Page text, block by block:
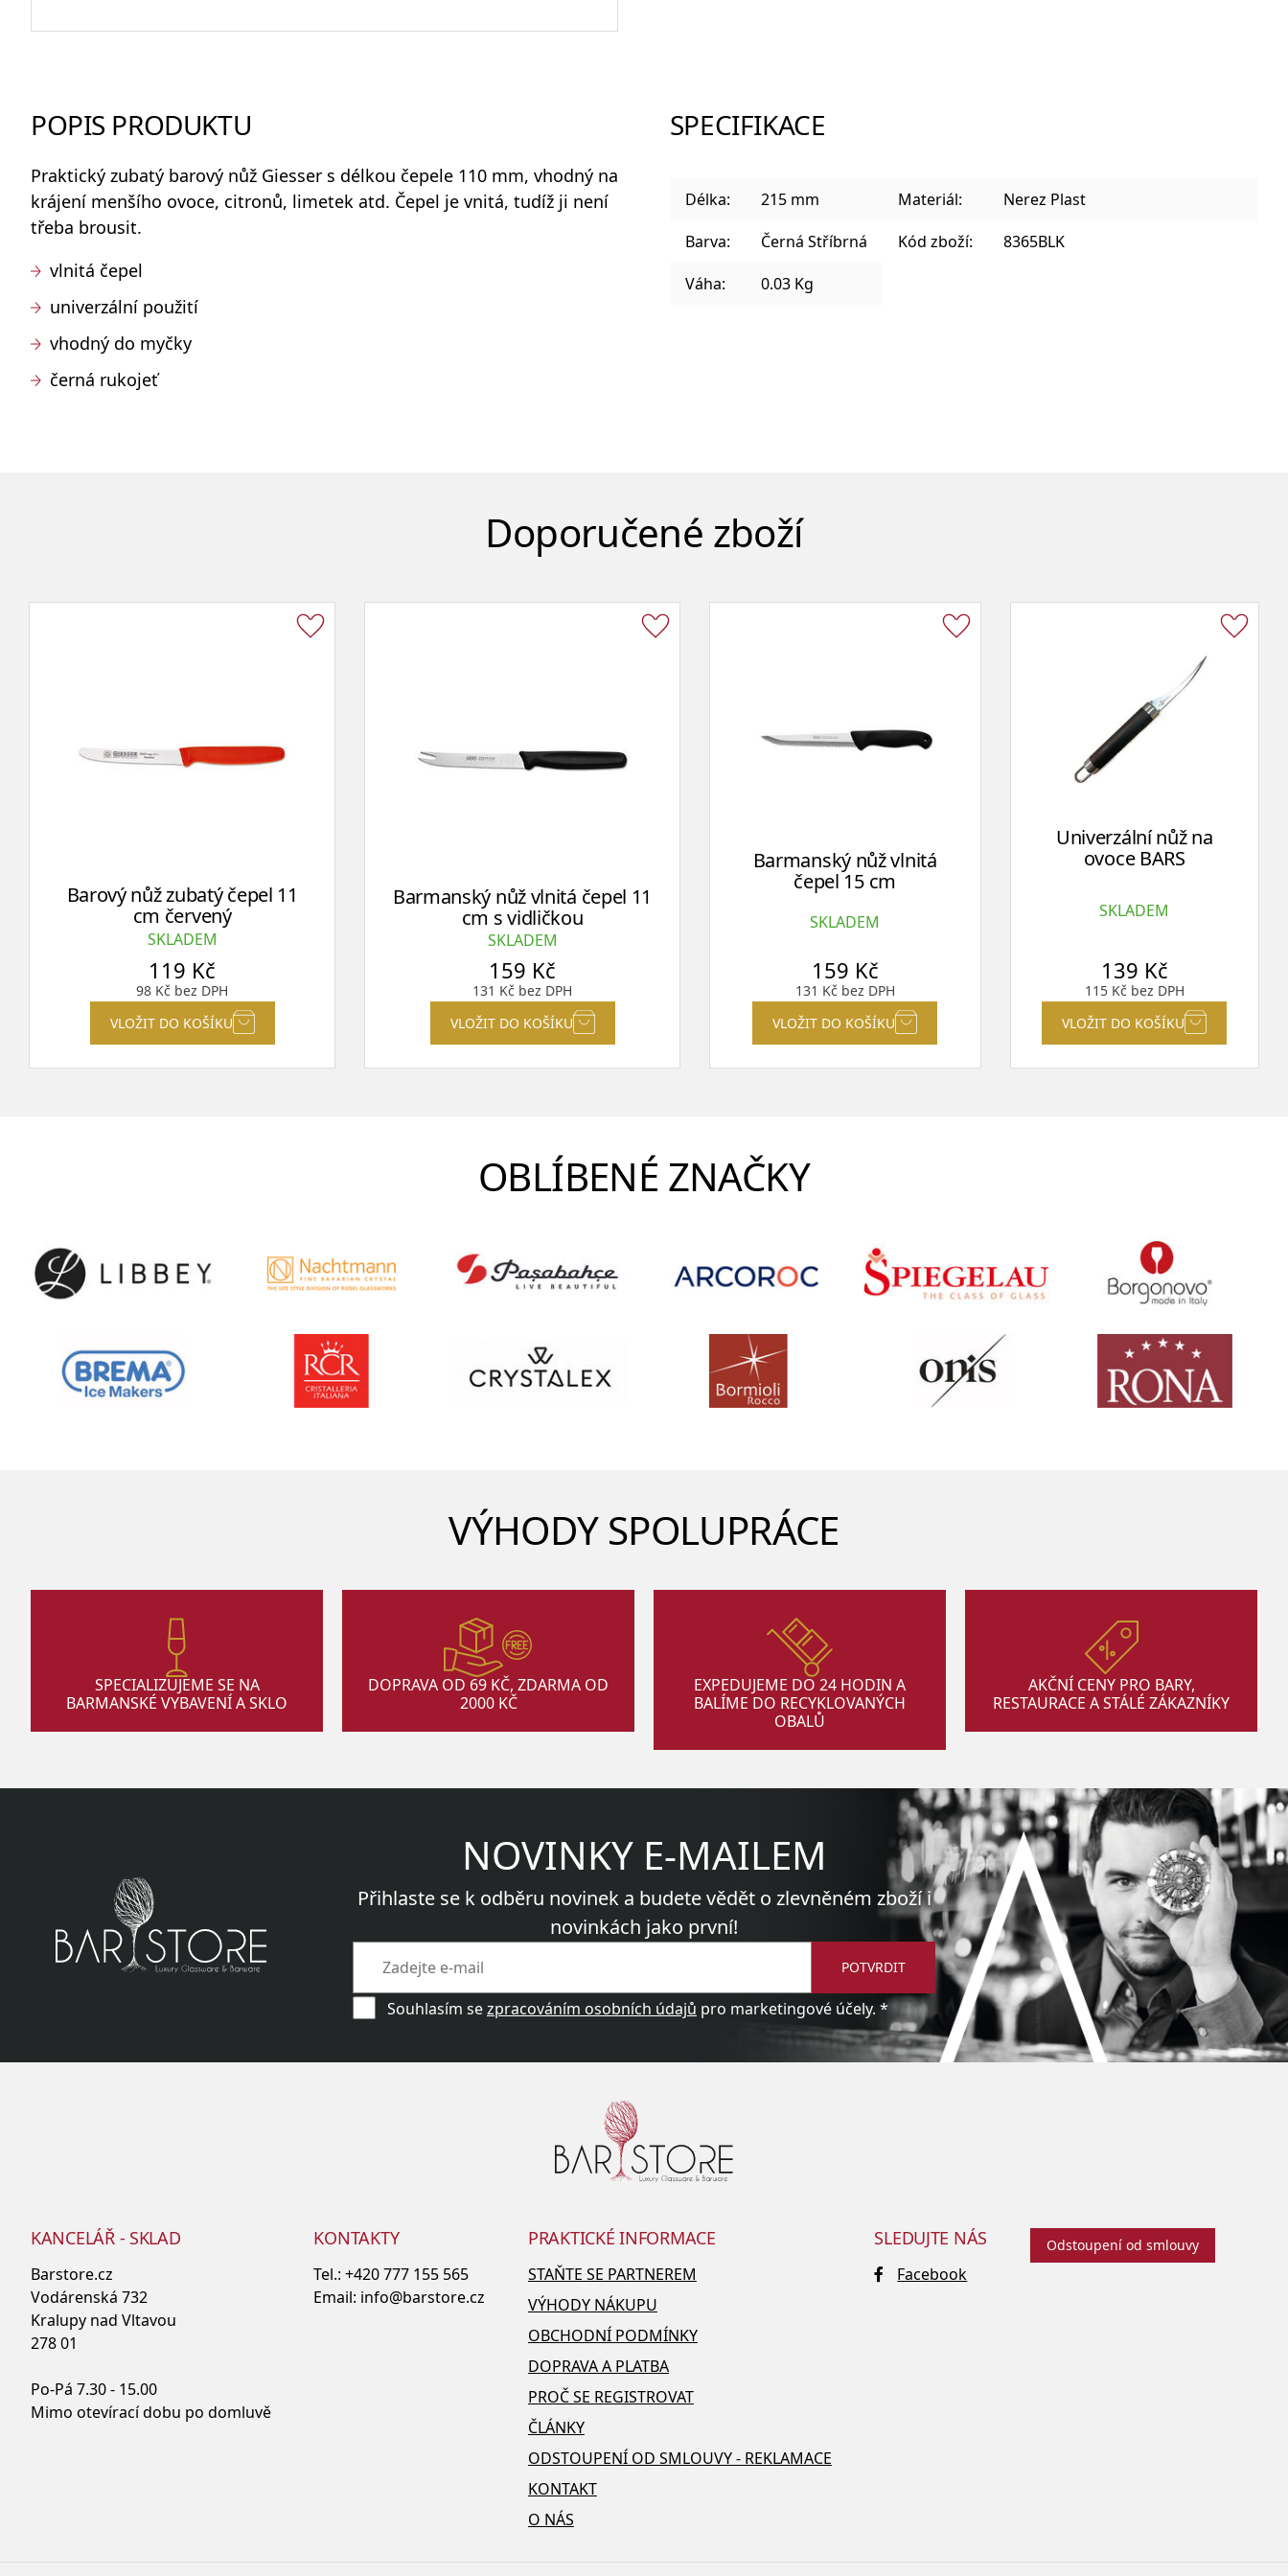
Skleněné dózy na potraviny
POPIS PRODUKTU
Praktický zubatý barový nůž Giesser s délkou čepele 110 mm, vhodný na
krájení menšího ovoce, citronů, limetek atd. Čepel je vnitá, tudíž ji není
třeba brousit.
vlnitá čepel
univerzální použití
vhodný do myčky
černá rukojeť
SPECIFIKACE
Délka: 215 mm Materiál:
Nerez Plast
Barva:
Černá Stříbrná Kód zboží:
8365BLK
Váha:
0.03 Kg
Doporučené zboží
Barový nůž zubatý čepel 11
cm červený
SKLADEM
119 Kč
98 Kč bez DPH
VLOŽIT DO KOŠÍKU
Barmanský nůž vlnitá čepel 11
cm s vidličkou
SKLADEM
159 Kč
131 Kč bez DPH
VLOŽIT DO KOŠÍKU
Barmanský nůž vlnitá
čepel 15 cm
SKLADEM
159 Kč
131 Kčbez DPH
VLOŽIT DO KOŠÍKU
Univerzální nůž na
ovoce BARS
SKLADEM
139 Kč
115 Kčbez DPH
VLOŽIT DO KOŠÍKU
OBLÍBENÉ ZNAČKY
VÝHODY SPOLUPRÁCE
SPECIALIZUJEME SE NA
BARMANSKÉ VYBAVENÍ A SKLO
DOPRAVA OD 69 KČ, ZDARMA OD
2000 KČ
EXPEDUJEME DO 24 HODIN A
BALÍME DO RECYKLOVANÝCH
OBALŮ
AKČNÍ CENY PRO BARY,
RESTAURACE A STÁLÉ ZÁKAZNÍKY
NOVINKY E-MAILEM
Přihlaste se k odběru novinek a budete vědět o zlevněném zboží i
novinkách jako první!
POTVRDIT
Souhlasím sezpracováním osobních údajů pro marketingové účely. *
KANCELÁŘ - SKLAD
Barstore.cz
Vodárenská 732
Kralupy nad Vltavou
278 01
Po-Pá 7.30 - 15.00
Mimo otevírací dobu po domluvě
KONTAKTY
Tel.:+420 777 155 565
Email: info@barstore.cz
PRAKTICKÉ INFORMACE
STAŇTE SE PARTNEREM
VÝHODY NÁKUPU
OBCHODNÍ PODMÍNKY
DOPRAVA A PLATBA
PROČ SE REGISTROVAT
ČLÁNKY
ODSTOUPENÍ OD SMLOUVY - REKLAMACE
KONTAKT
O NÁS
SLEDUJTE NÁS
Facebook
Odstoupení od smlouvy